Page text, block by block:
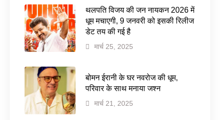
थलपति विजय की जन नायकन 2026 में
धूम मचाएगी, 9 जनवरी को इसकी रिलीज
डेट तय की गई है
मार्च 25, 2025
बोमन ईरानी के घर नवरोज की धूम,
परिवार के साथ मनाया जश्न
मार्च 21, 2025